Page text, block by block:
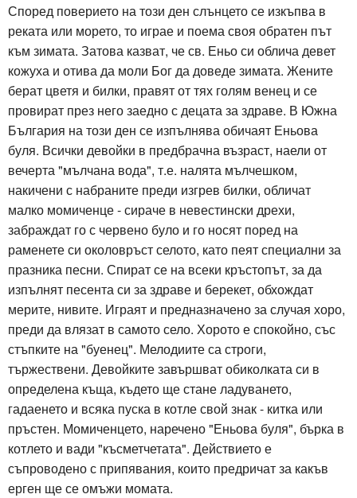
Според поверието на този ден слънцето се изкъпва в
реката или морето, то играе и поема своя обратен път
към зимата. Затова казват, че св. Еньо си облича девет
кожуха и отива да моли Бог да доведе зимата. Жените
берат цветя и билки, правят от тях голям венец и се
провират през него заедно с децата за здраве. В Южна
България на този ден се изпълнява обичаят Еньова
буля. Всички девойки в предбрачна възраст, наели от
вечерта "мълчана вода", т.е. налята мълчешком,
накичени с набраните преди изгрев билки, обличат
малко момиченце - сираче в невестински дрехи,
забраждат го с червено було и го носят поред на
раменете си околовръст селото, като пеят специални за
празника песни. Спират се на всеки кръстопът, за да
изпълнят песента си за здраве и берекет, обхождат
мерите, нивите. Играят и предназначено за случая хоро,
преди да влязат в самото село. Хорото е спокойно, със
стъпките на "буенец". Мелодиите са строги,
тържествени. Девойките завършват обиколката си в
определена къща, където ще стане ладуването,
гадаенето и всяка пуска в котле свой знак - китка или
пръстен. Момиченцето, наречено "Еньова буля", бърка в
котлето и вади "късметчетата". Действието е
съпроводено с припявания, които предричат за какъв
ерген ще се омъжи момата.